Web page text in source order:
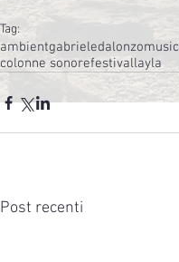
Tag:
ambientgabrieledalonzomusic
colonne sonorefestivallayla
Post recenti